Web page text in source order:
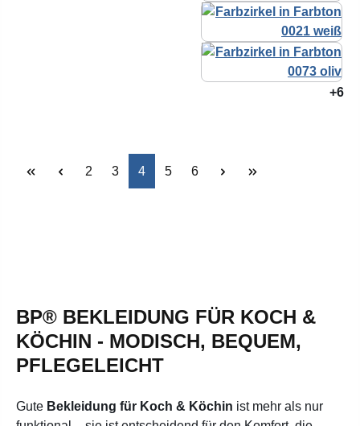
+6
Seite
2 Seite
3 Seite
4 Seite
5 Seite
6
BP® BEKLEIDUNG FÜR KOCH &
KÖCHIN - MODISCH, BEQUEM,
PFLEGELEICHT
Gute Bekleidung für Koch & Köchin ist mehr als nur